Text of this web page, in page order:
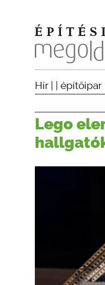
Hír építőipar
Lego